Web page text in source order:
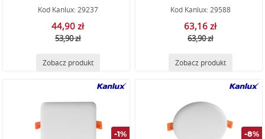
Kod Kanlux: 29237
44,90 zł
53,90 zł
Zobacz produkt
Kod Kanlux: 29588
63,16 zł
63,90 zł
Zobacz produkt
-1% -8%